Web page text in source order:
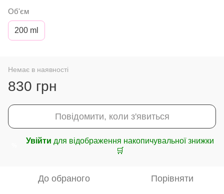
Об'єм
200 ml
Немає в наявності
830 грн
Повідомити, коли з'явиться
Увійти для відображення накопичувальної знижки
🛒
До обраного Порівняти